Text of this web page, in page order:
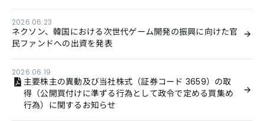
2026.06.23
ネクソン、韓国における次世代ゲーム開発の振興に向けた官
民ファンドへの出資を発表
2026.06.19
主要株主の異動及び当社株式（証券コード 3659）の取
得（公開買付けに準ずる行為として政令で定める買集め
行為）に関するお知らせ